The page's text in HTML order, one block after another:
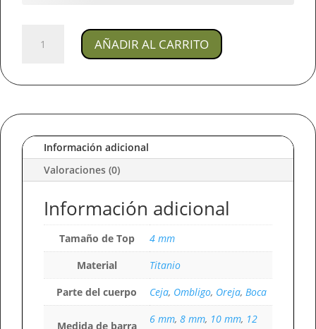
Piercing
Titanio
Oreja,
Ceja,
Boca
Ombligo
cantidad
AÑADIR AL CARRITO
Información adicional
Valoraciones (0)
Información adicional
Tamaño de Top
4 mm
Material
Titanio
Parte del cuerpo
Ceja, Ombligo, Oreja, Boca
Medida de barra
6 mm, 8 mm, 10 mm, 12